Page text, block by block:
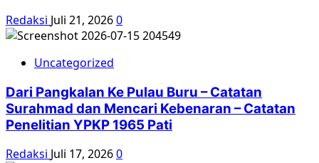
Redaksi Juli 21, 20260
Uncategorized
Dari Pangkalan Ke Pulau Buru – Catatan
Surahmad dan Mencari Kebenaran – Catatan
Penelitian YPKP 1965 Pati
Redaksi Juli 17, 20260